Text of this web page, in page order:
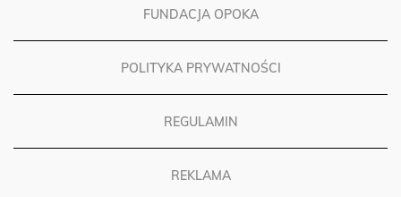
FUNDACJA OPOKA
POLITYKA PRYWATNOŚCI
REGULAMIN
REKLAMA